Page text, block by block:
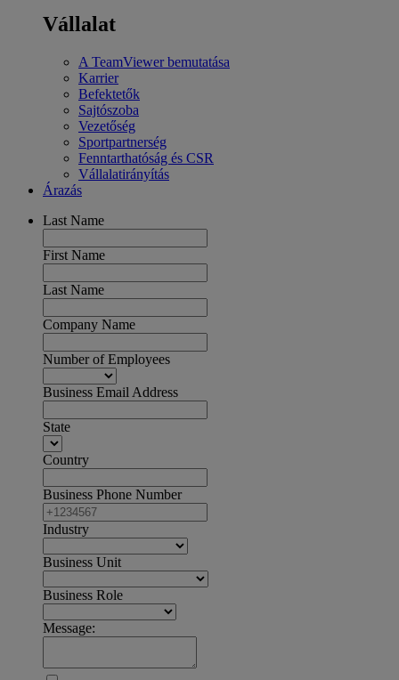
Vállalat
A TeamViewer bemutatása
Karrier
Befektetők
Sajtószoba
Vezetőség
Sportpartnerség
Fenntarthatóság és CSR
Vállalatirányítás
Árazás
Last Name
First Name
Last Name
Company Name
Number of Employees
Business Email Address
State
Country
Business Phone Number
Industry
Business Unit
Business Role
Message: